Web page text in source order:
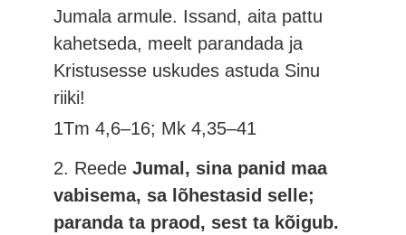
Jumala armule. Issand, aita pattu
kahetseda, meelt parandada ja
Kristusesse uskudes astuda Sinu
riiki!
1Tm 4,6–16; Mk 4,35–41
2. ReedeJumal, sina panid maa
vabisema, sa lõhestasid selle;
paranda ta praod, sest ta kõigub.